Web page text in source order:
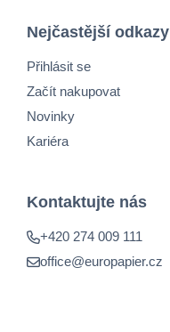
Nejčastější odkazy
Přihlásit se
Začít nakupovat
Novinky
Kariéra
Kontaktujte nás
+420 274 009 111
office@europapier.cz